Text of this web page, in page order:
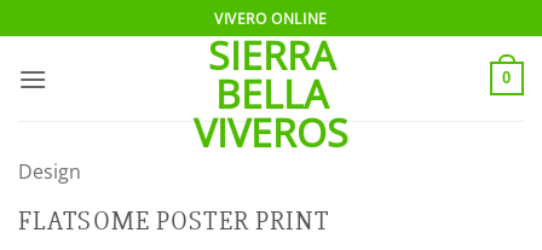
al
contenido
VIVERO ONLINE
SIERRA
BELLA
VIVEROS
0
Design
FLATSOME POSTER PRINT